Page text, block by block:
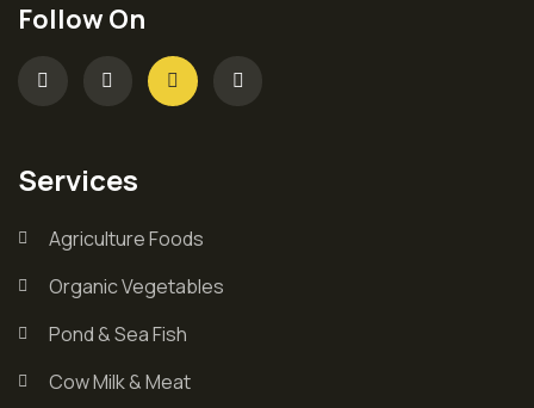
Follow On
Services
Agriculture Foods
Organic Vegetables
Pond & Sea Fish
Cow Milk & Meat